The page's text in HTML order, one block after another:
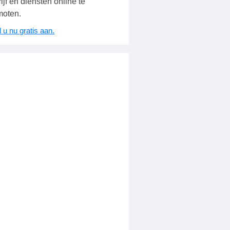
u nu gratis aan.